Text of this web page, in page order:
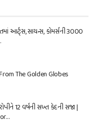
આર્ટ્સ, સાયન્સ, કોમર્સની 3000
The Golden Globes
12 વર્ષની સખ્ત કેદની સજા |